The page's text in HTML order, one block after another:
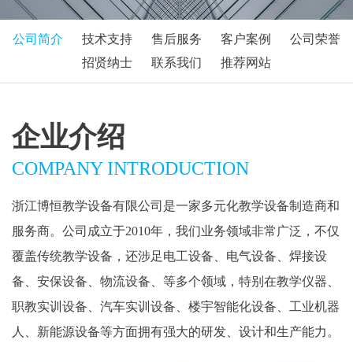
公司简介 技术支持 售后服务 客户案例
公司荣誉
招贤纳士
联系我们 推荐网站
企业介绍
COMPANY INTRODUCTION
浙江博恒教学设备有限公司是一家多元化教学设备制造商和
服务商。公司成立于2010年，我们业务领域非常广泛，不仅
覆盖传统教学设备，还涉足电工设备、电气设备、焊接设
备、安保设备、物流设备、等多个领域，特别在教学仪器、
职教实训设备、汽车实训设备、楼宇智能化设备、工业机器
人、新能源设备等方面拥有强大的研发、设计和生产能力。